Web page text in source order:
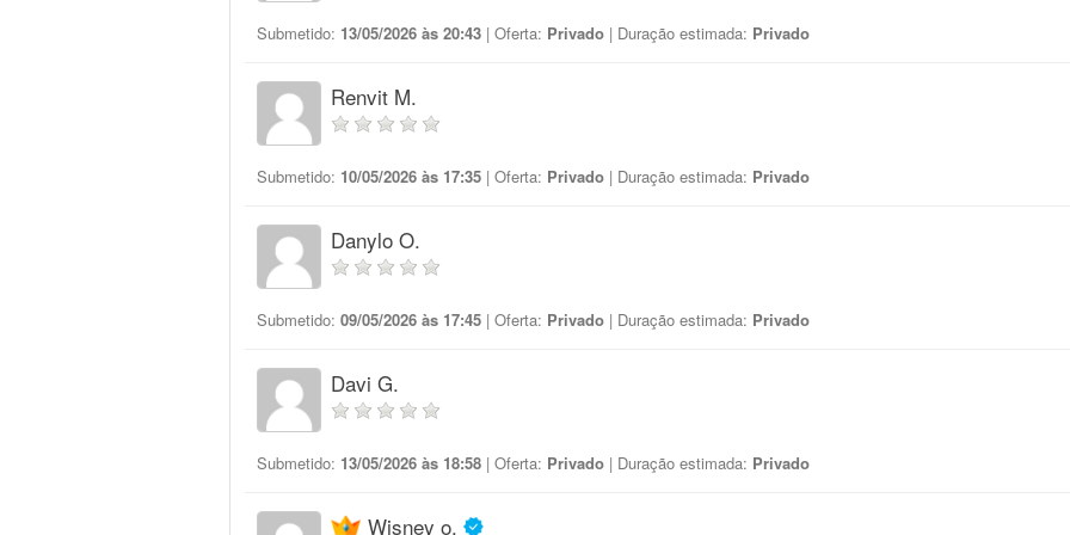
Submetido: 13/05/2026 às 20:43 | Oferta: Privado | Duração estimada: Privado
Renvit M.
Submetido: 10/05/2026 às 17:35 | Oferta: Privado | Duração estimada: Privado
Danylo O.
Submetido: 09/05/2026 às 17:45 | Oferta: Privado | Duração estimada: Privado
Davi G.
Submetido: 13/05/2026 às 18:58 | Oferta: Privado | Duração estimada: Privado
Wisney o.